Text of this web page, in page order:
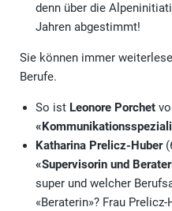
denn über die
Jahren abgestimmt!
Sie können immer
Berufe.
So ist Leonore Porchet
Katharina Prelicz-Huber
«Supervisorin und
super und welcher
«Beraterin»? Frau